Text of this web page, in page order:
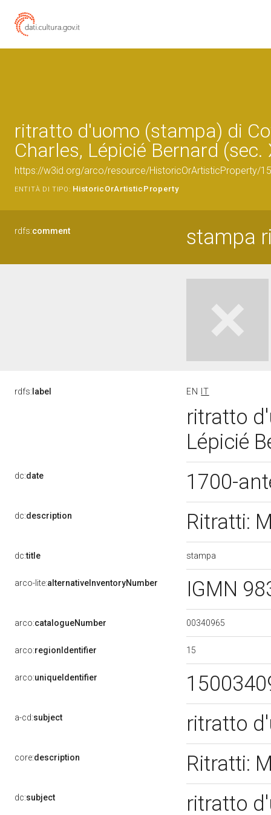
ritratto d'uomo (stampa) di
Charles, Lépicié Bernard (sec.
https://w3id.org/arco/resource/HistoricOrArtisticProperty/
ENTITÀ DI TIPO: HistoricOrArtisticProperty
rdfs:comment stampa
rdfs: label EN IT
ritratto
Lépicié
dc:date 1700-
dc:description Ritratti:
dc:title stampa
arco-lite:alternativeInventoryNumber IGMN
arco:catalogueNumber 00340965
arco:regionIdentifier 15
arco:uniqueIdentifier
a-cd:subject ritratto
core:description Ritratti:
dc:subject ritratto